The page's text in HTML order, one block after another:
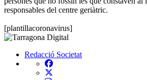
responsables del centre geriàtric.
[plantillacoronavirus]
Redacció Societat